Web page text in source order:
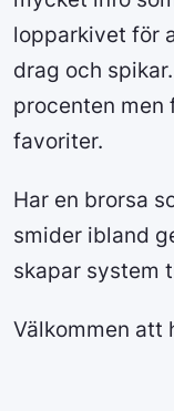
lopparkivet för
drag och
procenten men
favoriter.
Har en brorsa
smider ibland
skapar system
Välkommen att